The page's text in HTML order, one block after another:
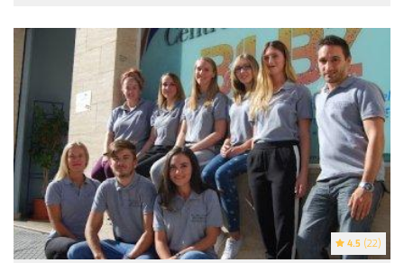
4.5 (22)